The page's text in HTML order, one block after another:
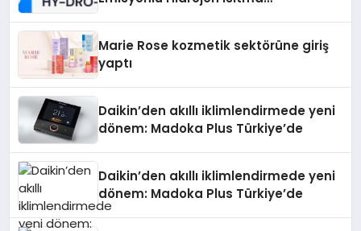
Marie Rose kozmetik sektörüne giriş
yaptı
Daikin’den akıllı iklimlendirmede yeni
dönem: Madoka Plus Türkiye’de
Daikin’den akıllı iklimlendirmede yeni
dönem: Madoka Plus Türkiye’de